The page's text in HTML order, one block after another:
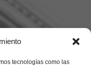
tecnologías como las